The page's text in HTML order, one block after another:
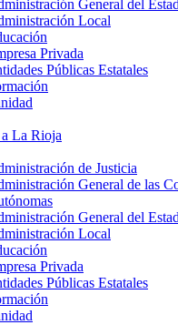
General del
Local
Privada
Públicas Estatales
La Rioja
de Justicia
General de las
General del
Local
Privada
Públicas Estatales